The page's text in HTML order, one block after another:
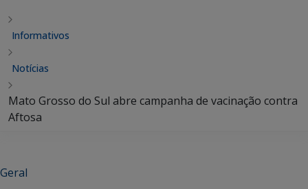
Informativos
Notícias
Mato Grosso do Sul abre campanha de vacinação contra
Aftosa
Geral